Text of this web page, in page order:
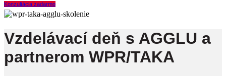
Konzultácia zadarmo
Vzdelávací deň s AGGLU a
partnerom WPR/TAKA